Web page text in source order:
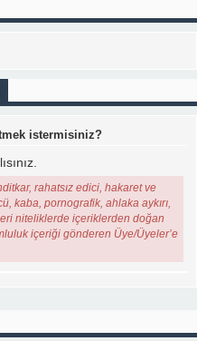
istermisiniz?
rahatsız edici, hakaret ve
kaba, pornografik, ahlaka aykırı,
niteliklerde içeriklerden doğan
içeriği gönderen Üye/Üyeler’e